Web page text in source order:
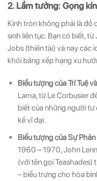
2. Lầm tưởng: Gọng
Kính tròn không phải là đồ
sinh liên tục. Bạn có biết,
Jobs (thiên tài) và nay các
khỏi bảng xếp hạng xu
Biểu tượng của Trí Tuệ
Lama, từ Le Corbusier
biết của những người tư
kế vĩ đại.
Biểu tượng của Sự
1960 – 1970, John
(với tên gọi
– biểu trưng cho hòa